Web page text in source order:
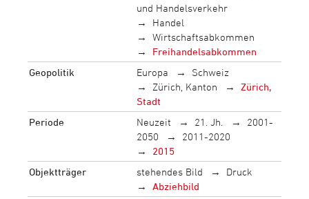
und Handelsverkehr
Handel
Wirtschaftsabkommen
Freihandelsabkommen
Geopolitik
Europa
Schweiz
Zürich, Kanton
Zürich,
Stadt
Periode
Neuzeit 21. Jh.
2001-
2050
2011-2020
2015
Objektträger
stehendes Bild
Druck
Abziehbild